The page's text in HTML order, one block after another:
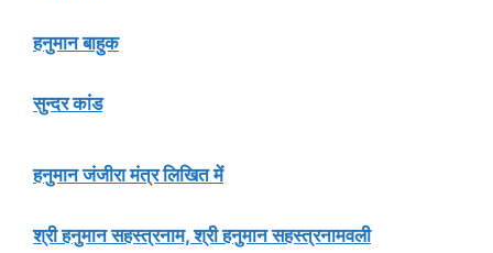
हनुमान बाहुक
सुन्दर कांड
हनुमान जंजीरा मंत्र लिखित में
श्री हनुमान सहस्त्रनाम, श्री हनुमान सहस्त्रनामवली